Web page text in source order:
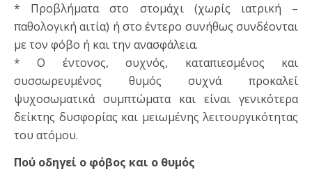
* Προβλήματα στο στομάχι (χωρίς ιατρική –
παθολογική αιτία) ή στο έντερο συνήθως συνδέονται
με τον φόβο ή και την ανασφάλεια.
* Ο έντονος, συχνός, καταπιεσμένος και
συσσωρευμένος θυμός συχνά προκαλεί
ψυχοσωματικά συμπτώματα και είναι γενικότερα
δείκτης δυσφορίας και μειωμένης λειτουργικότητας
του ατόμου.
Πού οδηγεί ο φόβος και ο θυμός